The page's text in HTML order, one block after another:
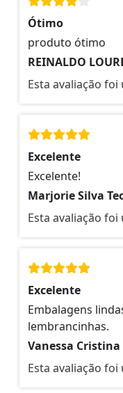
Ótimo
produto ótimo
REINALDO
Esta avaliação foi
Excelente
Excelente!
Marjorie Silva
Esta avaliação foi
Excelente
Embalagens
lembrancinhas.
Vanessa
Esta avaliação foi